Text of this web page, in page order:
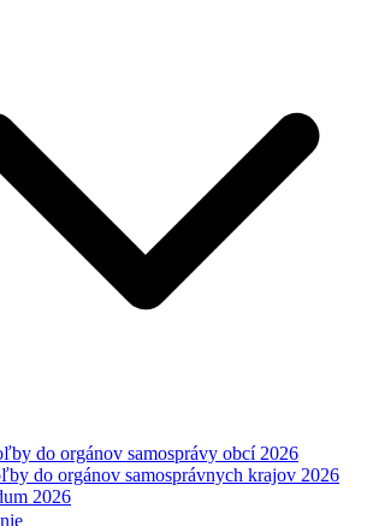
do orgánov samosprávy obcí 2026
do orgánov samosprávnych krajov 2026
2026